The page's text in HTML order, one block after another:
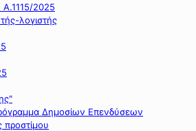
2025
λογιστής
Δημοσίων Επενδύσεων
προστίμου